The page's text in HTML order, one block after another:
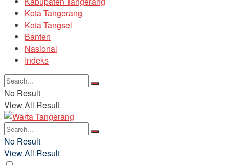
Kota Tangerang
Kota Tangsel
Banten
Nasional
Indeks
No Result
View All Result
No Result
View All Result